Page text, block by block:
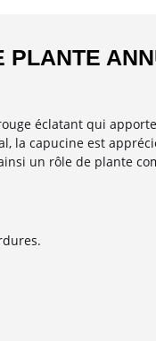
éclatant qui
la capucine est
un rôle de plante